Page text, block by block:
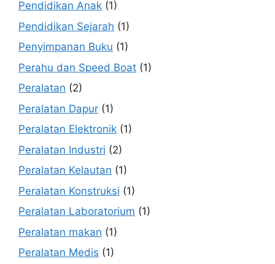
Pendidikan Anak (1)
Pendidikan Sejarah (1)
Penyimpanan Buku (1)
Perahu dan Speed Boat (1)
Peralatan (2)
Peralatan Dapur (1)
Peralatan Elektronik (1)
Peralatan Industri (2)
Peralatan Kelautan (1)
Peralatan Konstruksi (1)
Peralatan Laboratorium (1)
Peralatan makan (1)
Peralatan Medis (1)